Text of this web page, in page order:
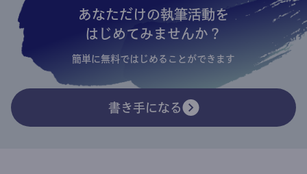
あなただけの執筆活動を
はじめてみませんか？
簡単に無料ではじめることができます
書き手になる